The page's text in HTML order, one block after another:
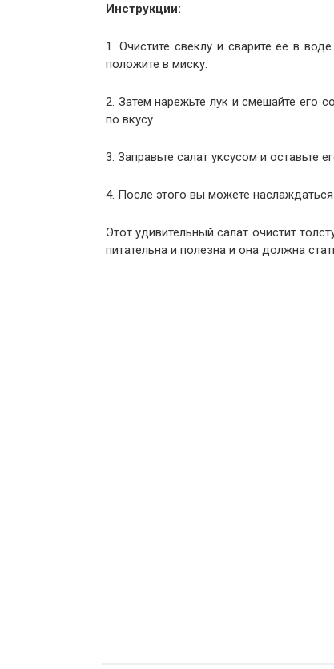
Инструкции:
1. Очистите свеклу и сварите ее в
положите в миску.
2. Затем нарежьте лук и смешайте его
по вкусу.
3. Заправьте салат уксусом и оставьте
4. После этого вы можете наслаждаться
Этот удивительный салат очистит
питательна и полезна и она должна